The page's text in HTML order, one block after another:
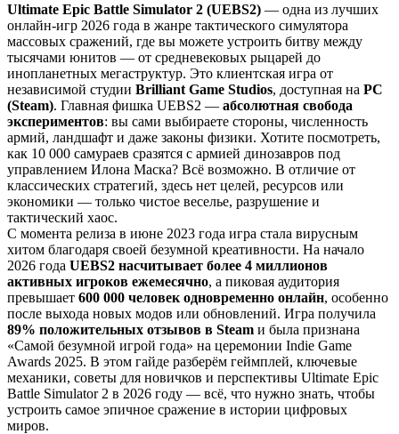
Ultimate Epic Battle Simulator 2 (UEBS2) — одна из лучших
онлайн-игр 2026 года в жанре тактического симулятора
массовых сражений, где вы можете устроить битву между
тысячами юнитов — от средневековых рыцарей до
инопланетных мегаструктур. Это клиентская игра от
независимой студии Brilliant Game Studios, доступная на PC
(Steam). Главная фишка UEBS2 — абсолютная свобода
экспериментов: вы сами выбираете стороны, численность
армий, ландшафт и даже законы физики. Хотите посмотреть,
как 10 000 самураев сразятся с армией динозавров под
управлением Илона Маска? Всё возможно. В отличие от
классических стратегий, здесь нет целей, ресурсов или
экономики — только чистое веселье, разрушение и
тактический хаос.
С момента релиза в июне 2023 года игра стала вирусным
хитом благодаря своей безумной креативности. На начало
2026 года UEBS2 насчитывает более 4 миллионов
активных игроков ежемесячно, а пиковая аудитория
превышает 600 000 человек одновременно онлайн, особенно
после выхода новых модов или обновлений. Игра получила
89% положительных отзывов в Steam и была признана
«Самой безумной игрой года» на церемонии Indie Game
Awards 2025. В этом гайде разберём геймплей, ключевые
механики, советы для новичков и перспективы Ultimate Epic
Battle Simulator 2 в 2026 году — всё, что нужно знать, чтобы
устроить самое эпичное сражение в истории цифровых
миров.